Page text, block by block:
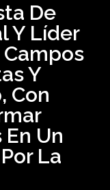
De
Y Líder
Campos
Y
Con
Un
La